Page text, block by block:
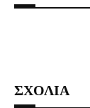
ΣΧΟΛΙΑ